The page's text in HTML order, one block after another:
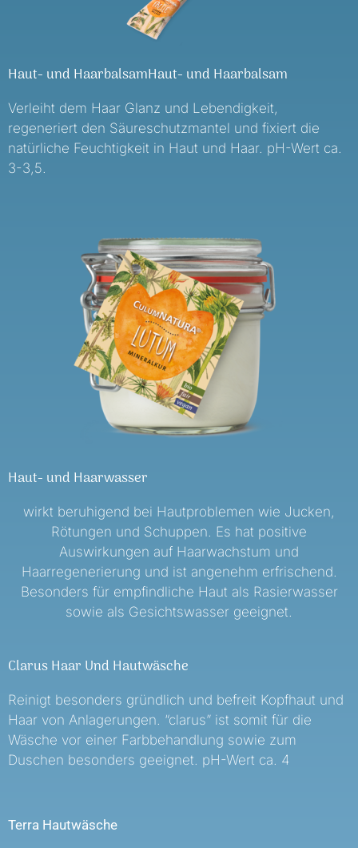
Haut- und HaarbalsamHaut- und Haarbalsam
Verleiht dem Haar Glanz und Lebendigkeit,
regeneriert den Säureschutzmantel und fixiert die
natürliche Feuchtigkeit in Haut und Haar. pH-Wert ca.
3-3,5.
Haut- und Haarwasser
wirkt beruhigend bei Hautproblemen wie Jucken,
Rötungen und Schuppen. Es hat positive
Auswirkungen auf Haarwachstum und
Haarregenerierung und ist angenehm erfrischend.
Besonders für empfindliche Haut als Rasierwasser
sowie als Gesichtswasser geeignet.
Clarus Haar Und Hautwäsche
Reinigt besonders gründlich und befreit Kopfhaut und
Haar von Anlagerungen. “clarus” ist somit für die
Wäsche vor einer Farbbehandlung sowie zum
Duschen besonders geeignet. pH-Wert ca. 4
Terra Hautwäsche